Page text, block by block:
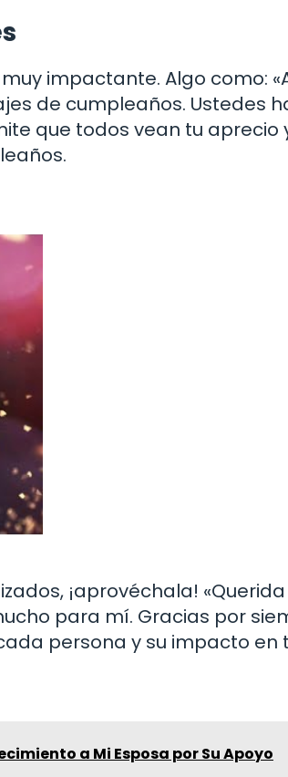
impactante. Algo como:
de cumpleaños. Ustedes
que todos vean tu aprecio
¡aprovéchala! «Querida
para mí. Gracias por
persona y su impacto en
a Mi Esposa por Su Apoyo